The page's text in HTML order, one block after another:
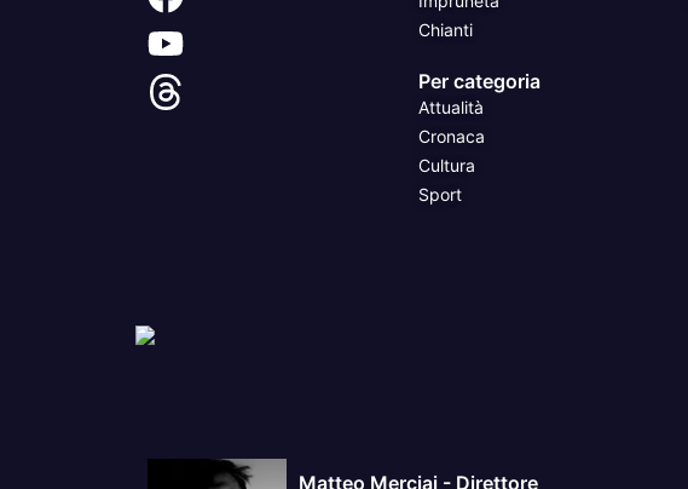
Chianti
Per categoria
Attualità
Cronaca
Cultura
Sport
Matteo Merciai - Direttore